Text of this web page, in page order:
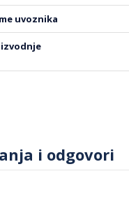
uvoznika
i odgovori